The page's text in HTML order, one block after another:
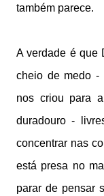
também parece.
A verdade é que
cheio de medo -
nos criou para
duradouro -
concentrar nas
está presa no
parar de pensar